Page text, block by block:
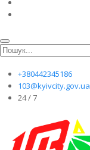
+380442345186
103@kyivcity.gov.ua
24 / 7